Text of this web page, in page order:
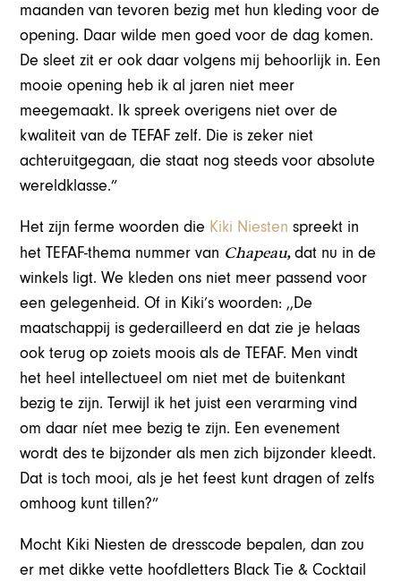
maanden van tevoren bezig met hun kleding voor de
opening. Daar wilde men goed voor de dag komen.
De sleet zit er ook daar volgens mij behoorlijk in. Een
mooie opening heb ik al jaren niet meer
meegemaakt. Ik spreek overigens niet over de
kwaliteit van de TEFAF zelf. Die is zeker niet
achteruitgegaan, die staat nog steeds voor absolute
wereldklasse.”
Het zijn ferme woorden die Kiki Niesten spreekt in
het TEFAF-thema nummer van Chapeau,dat nu in de
winkels ligt. We kleden ons niet meer passend voor
een gelegenheid. Of in Kiki’s woorden: ,,De
maatschappij is gederailleerd en dat zie je helaas
ook terug op zoiets moois als de TEFAF. Men vindt
het heel intellectueel om niet met de buitenkant
bezig te zijn. Terwijl ik het juist een verarming vind
om daar níet mee bezig te zijn. Een evenement
wordt des te bijzonder als men zich bijzonder kleedt.
Dat is toch mooi, als je het feest kunt dragen of zelfs
omhoog kunt tillen?”
Mocht Kiki Niesten de dresscode bepalen, dan zou
er met dikke vette hoofdletters Black Tie & Cocktail